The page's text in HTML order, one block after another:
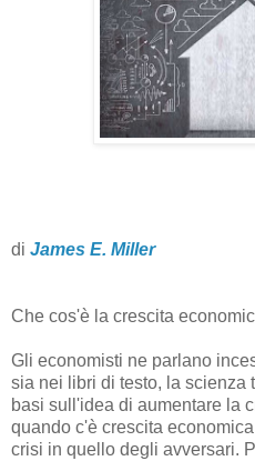
di James E. Miller
Che cos'è la crescita
Gli economisti ne parlano
sia nei libri di testo, la scienza
basi sull'idea di aumentare la
quando c'è crescita
crisi in quello degli avversari.